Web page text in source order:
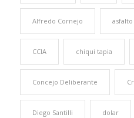
Alfredo Cornejo asfalto
CCIA chiqui tapia
Concejo Deliberante
Diego Santilli dolar